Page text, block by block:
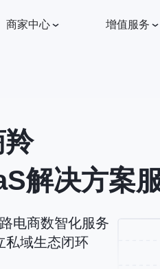
商家中心 增值服务
羚
解决方案
电商数智化服务
私域生态闭环